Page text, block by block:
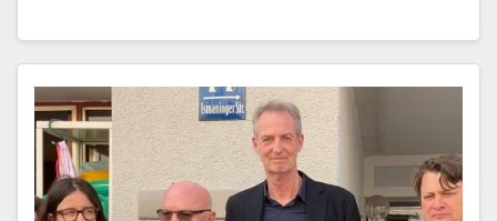
Mehr erfahren